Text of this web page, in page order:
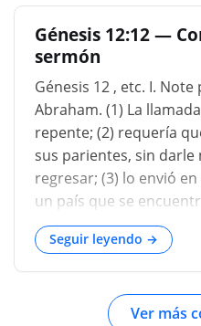
impresionen a los
los millones olvidados
erige solo como una
memorable. Pero
reúne una multitud de
su nombre no se
territorial, ninguna
ninguna obra de arte o
de su vida n...
Génesis 12:12 —
sermón
Génesis 12 , etc. I.
Abraham. (1) La
repente; (2) requería
sus parientes, sin darle
regresar; (3) lo envió
un país que se
millas de distancia. Sin
obedeció en sumisión
Dios. II. Note la
reyes. Esta es la
palabra de Dios. Fue
Seguir leyendo →
Ver más